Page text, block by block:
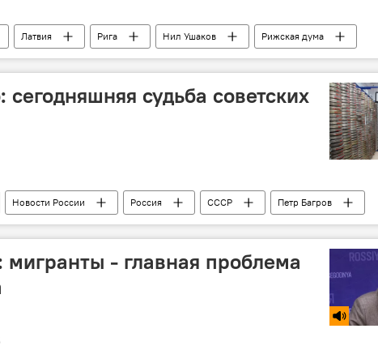
Латвия Рига Нил Ушаков
Рижская дума
Что у ЦГЯ на языке
сегодняшняя судьба советских
Новости России Россия СССР
Петр Багров
Госфильмофонд
мигранты - главная проблема